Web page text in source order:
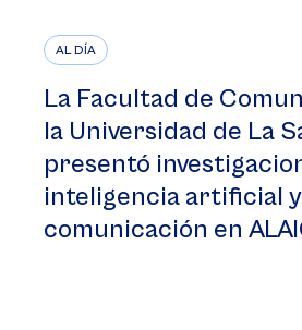
AL DÍA
La Facultad de
la Universidad de La
presentó
inteligencia artificial y
comunicación en